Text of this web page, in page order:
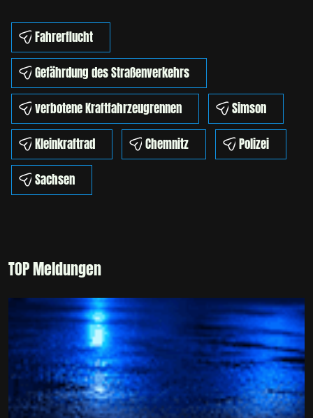
Fahrerflucht
Gefährdung des Straßenverkehrs
verbotene Kraftfahrzeugrennen
Simson
Kleinkraftrad
Chemnitz
Polizei
Sachsen
TOP Meldungen